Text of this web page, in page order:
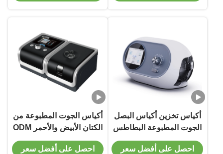
أكياس تخزين أكياس البصل
الجوت المطبوعة البطاطس
مع مقبض جلدي
احصل على أفضل سعر
أكياس الجوت المطبوعة من
الكتان الأبيض والأحمر ODM
بسماكة 16 أونصة
احصل على أفضل سعر